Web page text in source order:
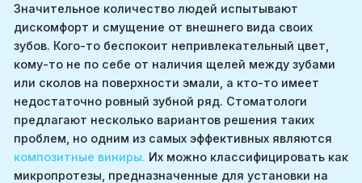
Значительное количество людей испытывают
дискомфорт и смущение от внешнего вида своих
зубов. Кого-то беспокоит непривлекательный цвет,
кому-то не по себе от наличия щелей между зубами
или сколов на поверхности эмали, а кто-то имеет
недостаточно ровный зубной ряд. Стоматологи
предлагают несколько вариантов решения таких
проблем, но одним из самых эффективных являются
композитные виниры. Их можно классифицировать как
микропротезы, предназначенные для установки на